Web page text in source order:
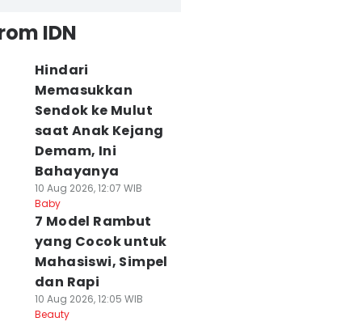
IDN
Hindari
Memasukkan
Sendok ke Mulut
saat Anak Kejang
Demam, Ini
Bahayanya
10 Aug 2026, 12:07 WIB
Baby
7 Model Rambut
yang Cocok untuk
Mahasiswi, Simpel
dan Rapi
10 Aug 2026, 12:05 WIB
Beauty